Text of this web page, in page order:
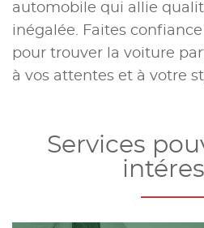
automobile qui allie
inégalée. Faites
pour trouver la voiture
à vos attentes et à votre
Services